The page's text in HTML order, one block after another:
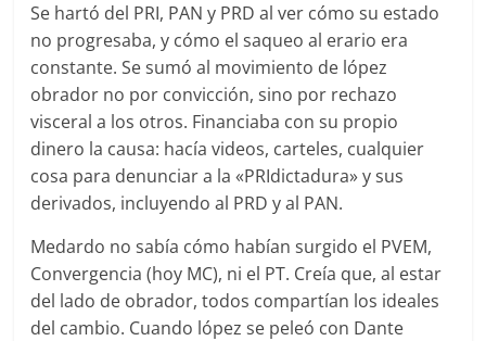
Se hartó del PRI, PAN y PRD al ver cómo su estado
no progresaba, y cómo el saqueo al erario era
constante. Se sumó al movimiento de lópez
obrador no por convicción, sino por rechazo
visceral a los otros. Financiaba con su propio
dinero la causa: hacía videos, carteles, cualquier
cosa para denunciar a la «PRIdictadura» y sus
derivados, incluyendo al PRD y al PAN.
Medardo no sabía cómo habían surgido el PVEM,
Convergencia (hoy MC), ni el PT. Creía que, al estar
del lado de obrador, todos compartían los ideales
del cambio. Cuando lópez se peleó con Dante